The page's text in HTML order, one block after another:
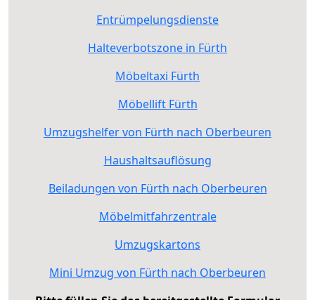
Entrümpelungsdienste
Halteverbotszone in Fürth
Möbeltaxi Fürth
Möbellift Fürth
Umzugshelfer von Fürth nach Oberbeuren
Haushaltsauflösung
Beiladungen von Fürth nach Oberbeuren
Möbelmitfahrzentrale
Umzugskartons
Mini Umzug von Fürth nach Oberbeuren